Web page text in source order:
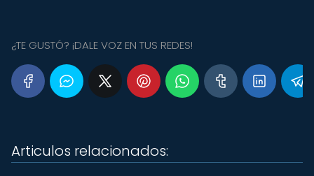
¿TE GUSTÓ? ¡DALE VOZ EN TUS REDES!
Articulos relacionados: